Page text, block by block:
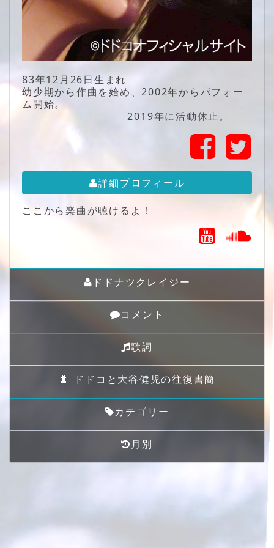
83年12月26日生まれ
幼少期から作曲を始め、2002年からパフォー
ム開始。
2019年に活動休止。
詳細プロフィール
ここから楽曲が聴けるよ！
ドドナツクレイジー
コメント
歌詞
🐛 ドドコと大谷健児の往復書簡
カテゴリー
月別